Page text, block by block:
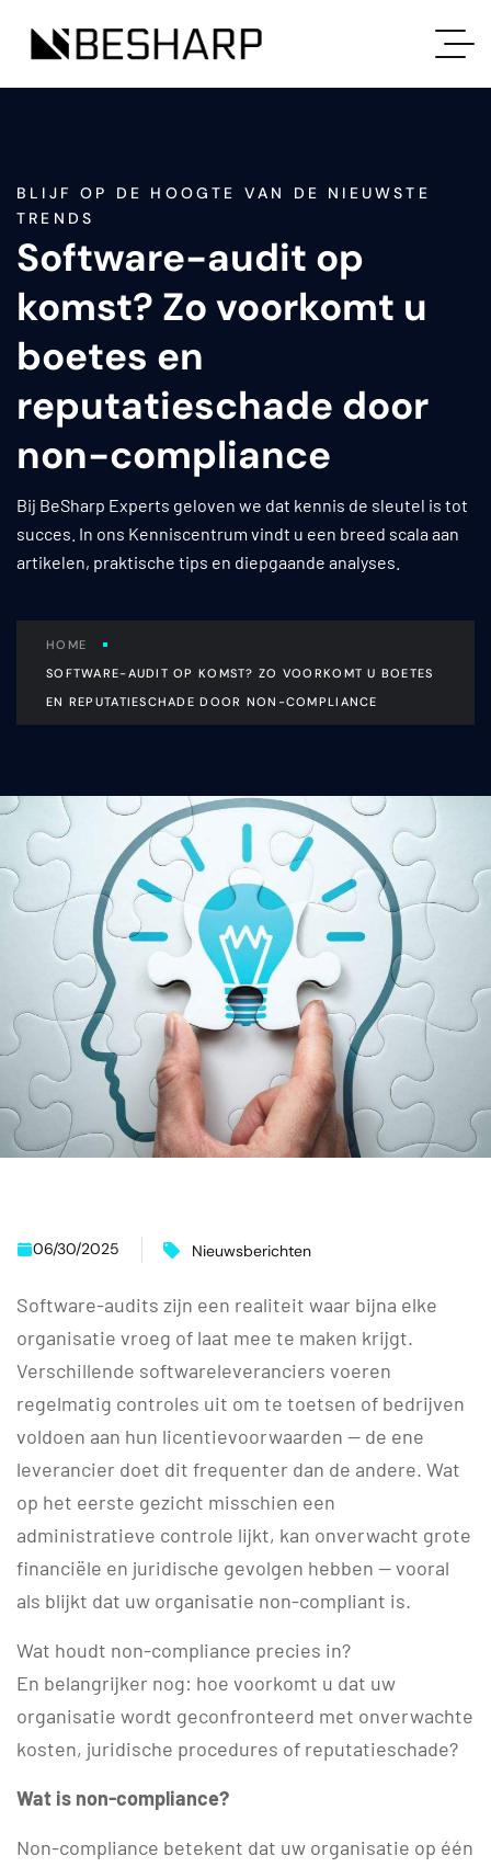
BLIJF OP DE HOOGTE VAN DE NIEUWSTE
TRENDS
Software-audit op
komst? Zo voorkomt u
boetes en
reputatieschade door
non-compliance
Bij BeSharp Experts geloven we dat kennis de sleutel is tot
succes. In ons Kenniscentrum vindt u een breed scala aan
artikelen, praktische tips en diepgaande analyses.
HOME
SOFTWARE-AUDIT OP KOMST? ZO VOORKOMT U BOETES
EN REPUTATIESCHADE DOOR NON-COMPLIANCE
06/30/2025 Nieuwsberichten
Software-audits zijn een realiteit waar bijna elke
organisatie vroeg of laat mee te maken krijgt.
Verschillende softwareleveranciers voeren
regelmatig controles uit om te toetsen of bedrijven
voldoen aan hun licentievoorwaarden — de ene
leverancier doet dit frequenter dan de andere. Wat
op het eerste gezicht misschien een
administratieve controle lijkt, kan onverwacht grote
financiële en juridische gevolgen hebben — vooral
als blijkt dat uw organisatie non-compliant is.
Wat houdt non-compliance precies in?
En belangrijker nog: hoe voorkomt u dat uw
organisatie wordt geconfronteerd met onverwachte
kosten, juridische procedures of reputatieschade?
Wat is non-compliance?
Non-compliance betekent dat uw organisatie op één